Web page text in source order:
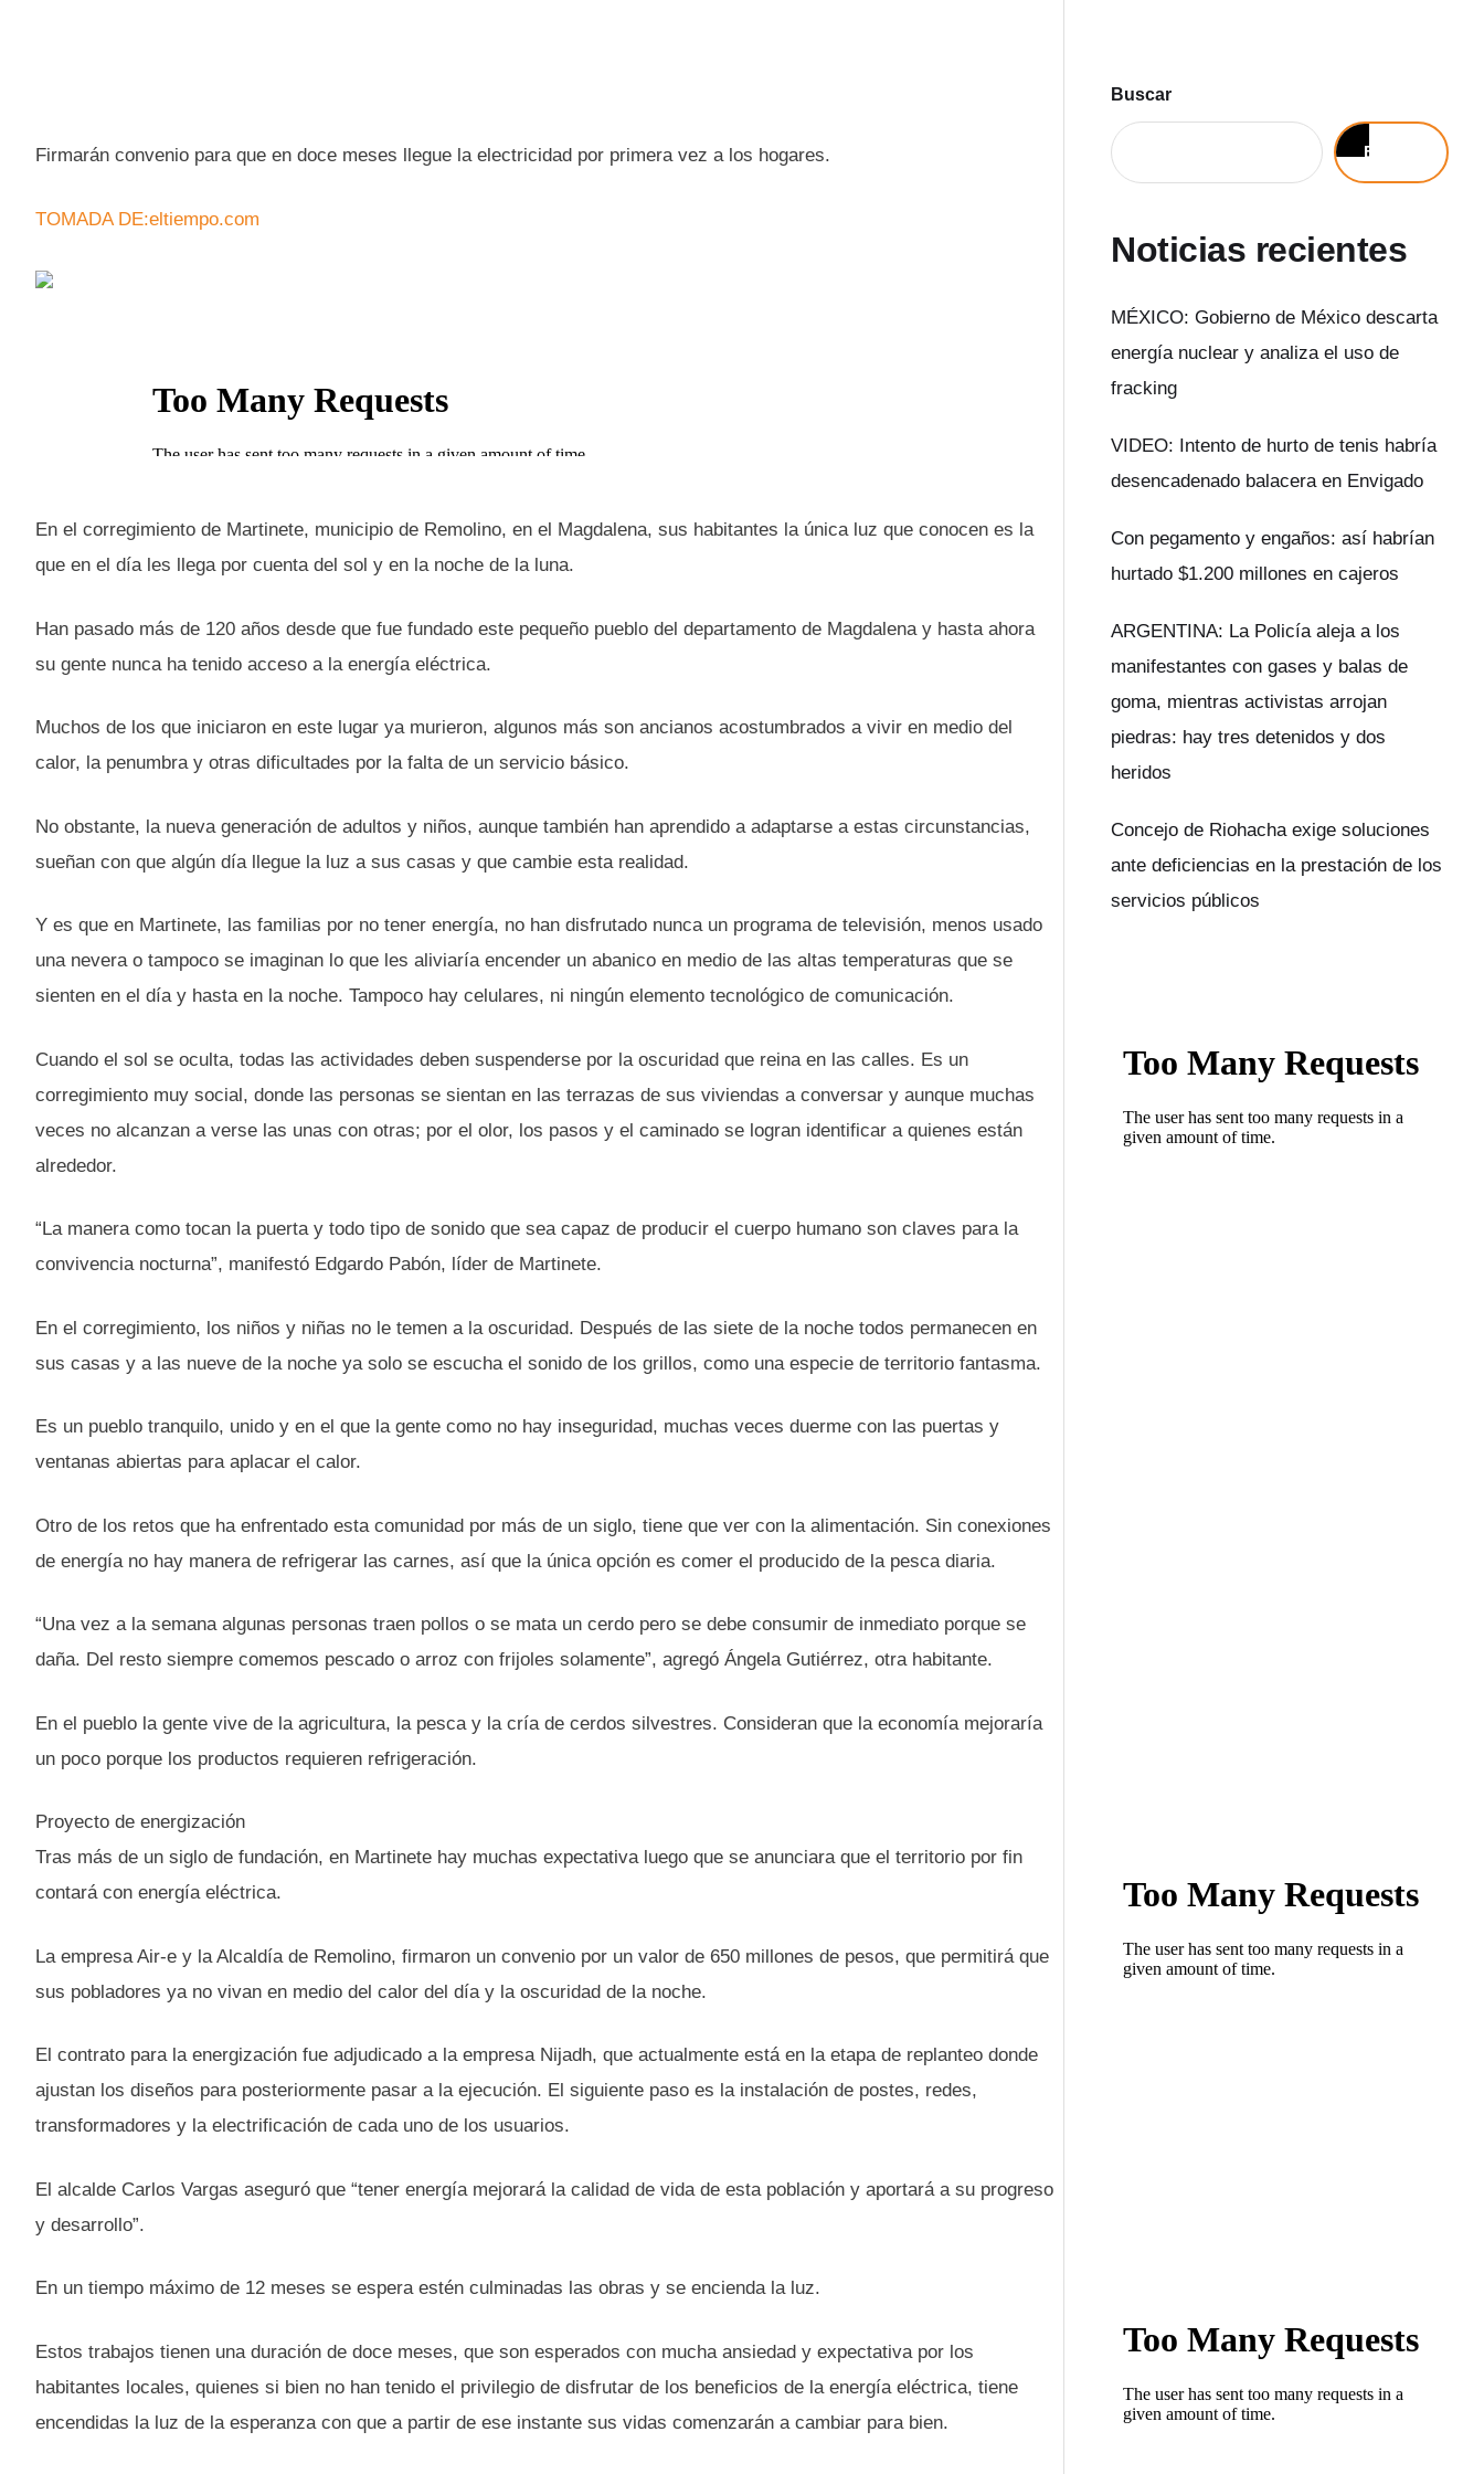
Firmarán convenio para que en doce meses llegue la electricidad por primera vez a los hogares.
TOMADA DE:eltiempo.com
En el corregimiento de Martinete, municipio de Remolino, en el Magdalena, sus habitantes la única luz que conocen es la
que en el día les llega por cuenta del sol y en la noche de la luna.
Han pasado más de 120 años desde que fue fundado este pequeño pueblo del departamento de Magdalena y hasta ahora
su gente nunca ha tenido acceso a la energía eléctrica.
Muchos de los que iniciaron en este lugar ya murieron, algunos más son ancianos acostumbrados a vivir en medio del
calor, la penumbra y otras dificultades por la falta de un servicio básico.
No obstante, la nueva generación de adultos y niños, aunque también han aprendido a adaptarse a estas circunstancias,
sueñan con que algún día llegue la luz a sus casas y que cambie esta realidad.
Y es que en Martinete, las familias por no tener energía, no han disfrutado nunca un programa de televisión, menos usado
una nevera o tampoco se imaginan lo que les aliviaría encender un abanico en medio de las altas temperaturas que se
sienten en el día y hasta en la noche. Tampoco hay celulares, ni ningún elemento tecnológico de comunicación.
Cuando el sol se oculta, todas las actividades deben suspenderse por la oscuridad que reina en las calles. Es un
corregimiento muy social, donde las personas se sientan en las terrazas de sus viviendas a conversar y aunque muchas
veces no alcanzan a verse las unas con otras; por el olor, los pasos y el caminado se logran identificar a quienes están
alrededor.
“La manera como tocan la puerta y todo tipo de sonido que sea capaz de producir el cuerpo humano son claves para la
convivencia nocturna”, manifestó Edgardo Pabón, líder de Martinete.
En el corregimiento, los niños y niñas no le temen a la oscuridad. Después de las siete de la noche todos permanecen en
sus casas y a las nueve de la noche ya solo se escucha el sonido de los grillos, como una especie de territorio fantasma.
Es un pueblo tranquilo, unido y en el que la gente como no hay inseguridad, muchas veces duerme con las puertas y
ventanas abiertas para aplacar el calor.
Otro de los retos que ha enfrentado esta comunidad por más de un siglo, tiene que ver con la alimentación. Sin conexiones
de energía no hay manera de refrigerar las carnes, así que la única opción es comer el producido de la pesca diaria.
“Una vez a la semana algunas personas traen pollos o se mata un cerdo pero se debe consumir de inmediato porque se
daña. Del resto siempre comemos pescado o arroz con frijoles solamente”, agregó Ángela Gutiérrez, otra habitante.
En el pueblo la gente vive de la agricultura, la pesca y la cría de cerdos silvestres. Consideran que la economía mejoraría
un poco porque los productos requieren refrigeración.
Proyecto de energización
Tras más de un siglo de fundación, en Martinete hay muchas expectativa luego que se anunciara que el territorio por fin
contará con energía eléctrica.
La empresa Air-e y la Alcaldía de Remolino, firmaron un convenio por un valor de 650 millones de pesos, que permitirá que
sus pobladores ya no vivan en medio del calor del día y la oscuridad de la noche.
El contrato para la energización fue adjudicado a la empresa Nijadh, que actualmente está en la etapa de replanteo donde
ajustan los diseños para posteriormente pasar a la ejecución. El siguiente paso es la instalación de postes, redes,
transformadores y la electrificación de cada uno de los usuarios.
El alcalde Carlos Vargas aseguró que “tener energía mejorará la calidad de vida de esta población y aportará a su progreso
y desarrollo”.
En un tiempo máximo de 12 meses se espera estén culminadas las obras y se encienda la luz.
Estos trabajos tienen una duración de doce meses, que son esperados con mucha ansiedad y expectativa por los
habitantes locales, quienes si bien no han tenido el privilegio de disfrutar de los beneficios de la energía eléctrica, tiene
encendidas la luz de la esperanza con que a partir de ese instante sus vidas comenzarán a cambiar para bien.
Buscar
Buscar
Noticias recientes
MÉXICO: Gobierno de México descarta
energía nuclear y analiza el uso de
fracking
VIDEO: Intento de hurto de tenis habría
desencadenado balacera en Envigado
Con pegamento y engaños: así habrían
hurtado $1.200 millones en cajeros
ARGENTINA: La Policía aleja a los
manifestantes con gases y balas de
goma, mientras activistas arrojan
piedras: hay tres detenidos y dos
heridos
Concejo de Riohacha exige soluciones
ante deficiencias en la prestación de los
servicios públicos